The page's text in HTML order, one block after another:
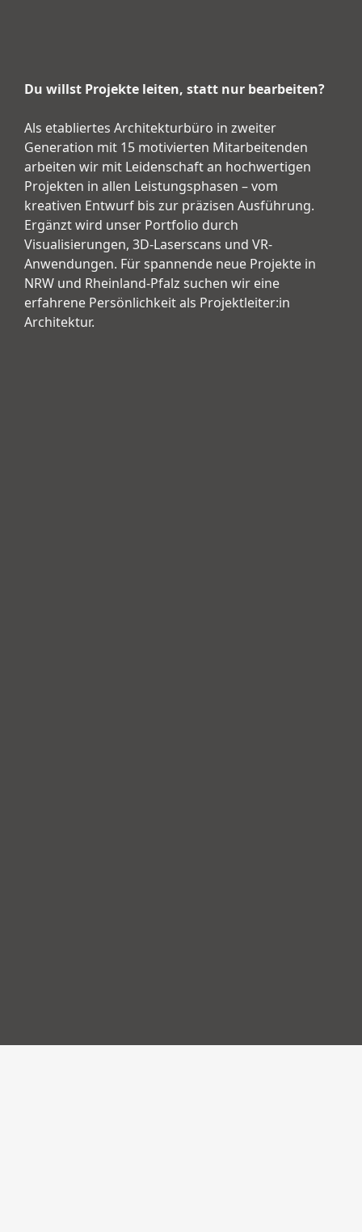
Du willst Projekte leiten, statt nur bearbeiten?
Als etabliertes Architekturbüro in zweiter
Generation mit 15 motivierten Mitarbeitenden
arbeiten wir mit Leidenschaft an hochwertigen
Projekten in allen Leistungsphasen – vom
kreativen Entwurf bis zur präzisen Ausführung.
Ergänzt wird unser Portfolio durch
Visualisierungen, 3D-Laserscans und VR-
Anwendungen. Für spannende neue Projekte in
NRW und Rheinland-Pfalz suchen wir eine
erfahrene Persönlichkeit als Projektleiter:in
Architektur.